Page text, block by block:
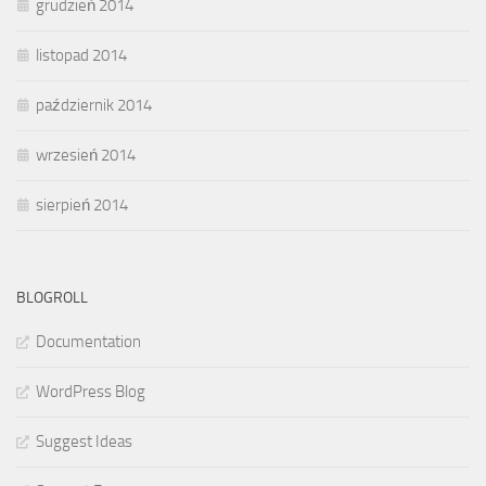
grudzień 2014
listopad 2014
październik 2014
wrzesień 2014
sierpień 2014
BLOGROLL
Documentation
WordPress Blog
Suggest Ideas